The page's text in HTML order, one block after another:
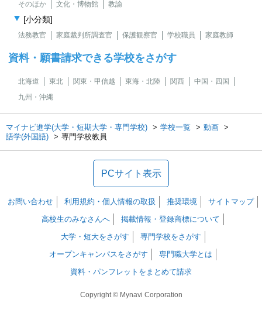
そのほか 文化・博物館 教諭
[小分類]
法務教官 家庭裁判所調査官 保護観察官 学校職員 家庭教師
資料・願書請求できる学校をさがす
北海道 東北 関東・甲信越 東海・北陸 関西
中国・四国
九州・沖縄
マイナビ進学(大学・短期大学・専門学校) 学校一覧
動画
語学(外国語)
専門学校教員
PCサイト表示
お問い合わせ 利用規約・個人情報の取扱 推奨環境
サイトマップ
高校生のみなさんへ
掲載情報・登録商標について
大学・短大をさがす
専門学校をさがす
オープンキャンパスをさがす
専門職大学とは
資料・パンフレットをまとめて請求
Copyright © Mynavi Corporation